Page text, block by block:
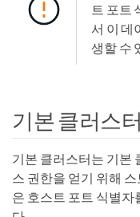
트 포트
서 이 데
생할 수
기본 클러스
기본 클러스터는 기본
스 권한을 얻기 위해
은 호스트 포트 식별